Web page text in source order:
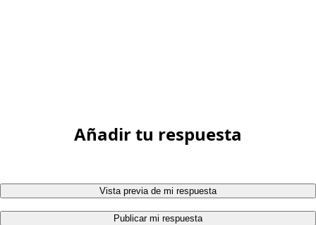
Añadir tu respuesta
Vista previa de mi respuesta
Publicar mi respuesta